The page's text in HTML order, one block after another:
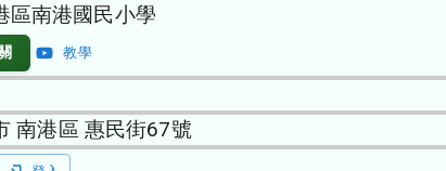
區南港國民小學
教學
南港區 惠民街67號